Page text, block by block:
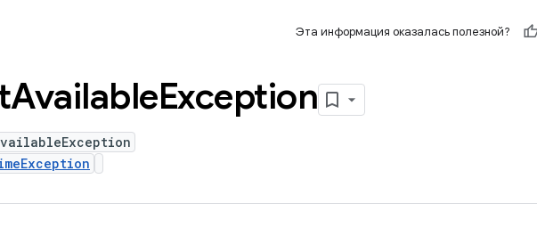
Эта информация оказалась полезной?
AvailableException